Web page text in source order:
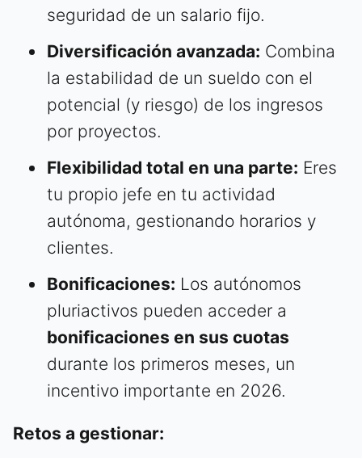
seguridad de un salario fijo.
Diversificación avanzada: Combina
la estabilidad de un sueldo con el
potencial (y riesgo) de los ingresos
por proyectos.
Flexibilidad total en una parte: Eres
tu propio jefe en tu actividad
autónoma, gestionando horarios y
clientes.
Bonificaciones: Los autónomos
pluriactivos pueden acceder a
bonificaciones en sus cuotas
durante los primeros meses, un
incentivo importante en 2026.
Retos a gestionar: